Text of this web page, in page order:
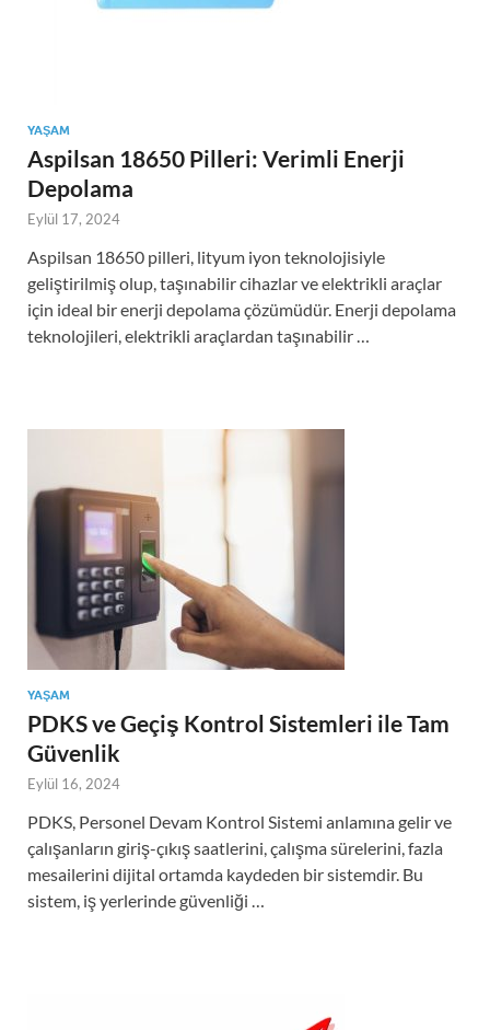
YAŞAM
Aspilsan 18650 Pilleri: Verimli Enerji
Depolama
Eylül 17, 2024
Aspilsan 18650 pilleri, lityum iyon teknolojisiyle
geliştirilmiş olup, taşınabilir cihazlar ve elektrikli araçlar
için ideal bir enerji depolama çözümüdür. Enerji depolama
teknolojileri, elektrikli araçlardan taşınabilir …
YAŞAM
PDKS ve Geçiş Kontrol Sistemleri ile Tam
Güvenlik
Eylül 16, 2024
PDKS, Personel Devam Kontrol Sistemi anlamına gelir ve
çalışanların giriş-çıkış saatlerini, çalışma sürelerini, fazla
mesailerini dijital ortamda kaydeden bir sistemdir. Bu
sistem, iş yerlerinde güvenliği …